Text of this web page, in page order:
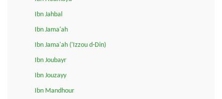
Ibn Jahbal
Ibn Jama'ah
Ibn Jama'ah ('Izzou d-Din)
Ibn Joubayr
Ibn Jouzayy
Ibn Mandhour